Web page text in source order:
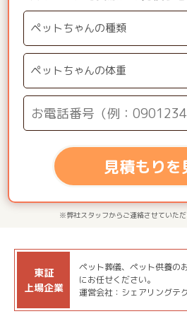
見積もりを
※弊社スタッフからご連絡させていただ
東証
上場企業
ペット葬儀、ペット供養の
にお任せください。
運営会社：シェアリングテ